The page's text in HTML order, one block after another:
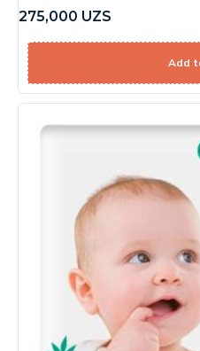
275,000 UZS
Add